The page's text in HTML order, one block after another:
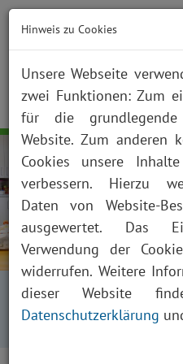
NOTFALL KONTAKT
Startseite
Kliniken, Institute und
Kinder- und
Hinweis zu Cookies
Unsere Webseite
zwei Funktionen: Zum
für die grundlegende
Website. Zum
Cookies unsere
verbessern. Hierzu
Daten von Website-
ausgewertet. Das
Verwendung der
widerrufen. Weitere
dieser Website
Datenschutzerklärung